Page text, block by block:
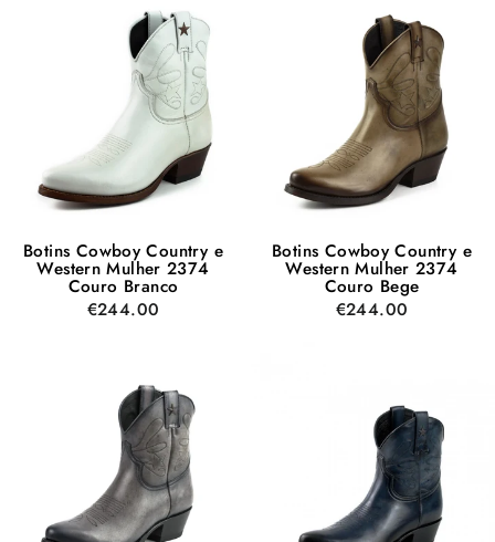
Botins Cowboy Country e
Western Mulher 2374
Couro Branco
€244.00
Botins Cowboy Country e
Western Mulher 2374
Couro Bege
€244.00